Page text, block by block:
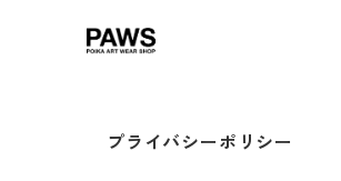
プライバシーポリシー